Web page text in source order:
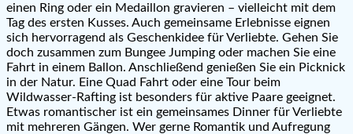
einen Ring oder ein Medaillon gravieren – vielleicht mit dem
Tag des ersten Kusses. Auch gemeinsame Erlebnisse eignen
sich hervorragend als Geschenkidee für Verliebte. Gehen Sie
doch zusammen zum Bungee Jumping oder machen Sie eine
Fahrt in einem Ballon. Anschließend genießen Sie ein Picknick
in der Natur. Eine Quad Fahrt oder eine Tour beim
Wildwasser-Rafting ist besonders für aktive Paare geeignet.
Etwas romantischer ist ein gemeinsames Dinner für Verliebte
mit mehreren Gängen. Wer gerne Romantik und Aufregung